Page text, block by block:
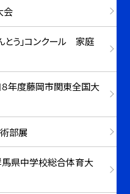
会
とう」コンクール 家庭
８年度藤岡市関東全国大
部展
馬県中学校総合体育大